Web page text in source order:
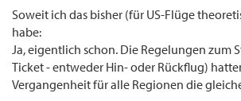
Soweit ich das bisher (für US-Flüge
habe:
Ja, eigentlich schon. Die Regelungen zum
Ticket - entweder Hin- oder Rückflug)
Vergangenheit für alle Regionen die